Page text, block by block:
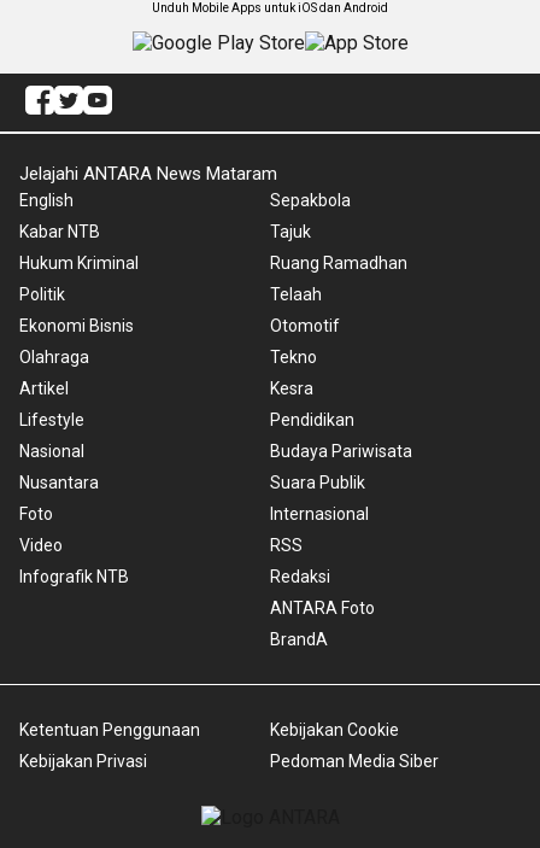
Unduh Mobile Apps untuk iOS dan Android
Jelajahi ANTARA News Mataram
English
Kabar NTB
Hukum Kriminal
Politik
Ekonomi Bisnis
Olahraga
Artikel
Lifestyle
Nasional
Nusantara
Foto
Video
Infografik NTB
Sepakbola
Tajuk
Ruang Ramadhan
Telaah
Otomotif
Tekno
Kesra
Pendidikan
Budaya Pariwisata
Suara Publik
Internasional
RSS
Redaksi
ANTARA Foto
BrandA
Ketentuan Penggunaan
Kebijakan Privasi
Kebijakan Cookie
Pedoman Media Siber